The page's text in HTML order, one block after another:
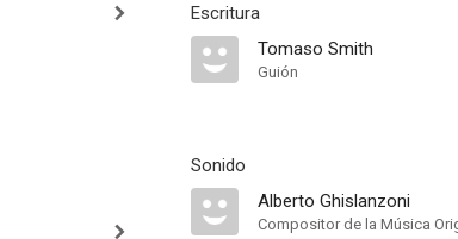
Escritura
Tomaso Smith
Guión
Sonido
Alberto Ghislanzoni
Compositor de la Música